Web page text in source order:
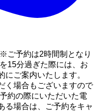
ご予約は2時間制となり
15分過ぎた際には、お
ご案内いたします。
く場合もございますので
約の際にいただいた電
る場合は、ご予約をキャ